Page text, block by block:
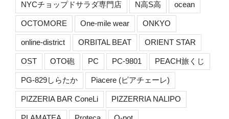
NYCチョップドサラダ専門店 N高S高 ocean
OCTOMORE One-mile wear ONKYO
online-district ORBITAL BEAT ORIENT STAR
OST OTO砲 PC PC-9801 PEACH旅くじ
PG-829しらたか Piacere (ピアチェーレ)
PIZZERIA BAR ConeLi PIZZERRIA NALIPO